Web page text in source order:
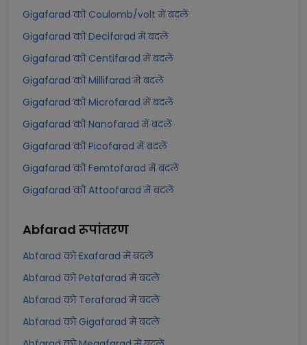
Gigafarad को Coulomb/volt में बदलें
Gigafarad को Decifarad में बदलें
Gigafarad को Centifarad में बदलें
Gigafarad को Millifarad में बदलें
Gigafarad को Microfarad में बदलें
Gigafarad को Nanofarad में बदलें
Gigafarad को Picofarad में बदलें
Gigafarad को Femtofarad में बदलें
Gigafarad को Attoofarad में बदलें
Abfarad रूपांतरण
Abfarad को Exafarad में बदलें
Abfarad को Petafarad में बदलें
Abfarad को Terafarad में बदलें
Abfarad को Gigafarad में बदलें